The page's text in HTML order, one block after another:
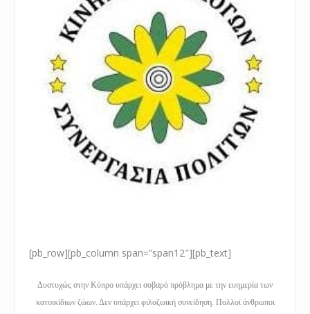
[pb_row][pb_column span=”span12″][pb_text]
Δυστυχώς στην Κύπρο υπάρχει σοβαρό πρόβλημα με την ευημερία των
κατοικίδιων ζώων. Δεν υπάρχει φιλοζωική συνείδηση. Πολλοί άνθρωποι